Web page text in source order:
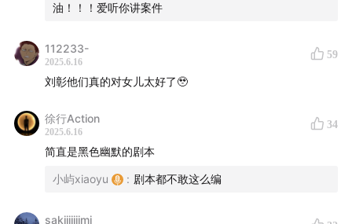
勘察
22:20 医院的神秘访客
奇怪的报警电话
33:12 神秘组织与幕后黑手
油！！！爱听你讲案件
112233-
2025.6.16
59
刘彰他们真的对女儿太好了🥹
徐行Action
2025.6.16
34
简直是黑色幽默的剧本
小屿xiaoyu : 剧本都不敢这么编
sakiiiiiiimi